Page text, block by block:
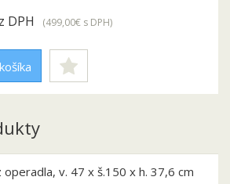
DPH (499,00€ s DPH)
v. 47 x š.150 x h. 37,6 cm